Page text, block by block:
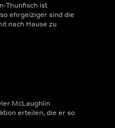
Thunfisch ist
ehrgeiziger sind die
nach Hause zu
McLaughlin
erteilen, die er so